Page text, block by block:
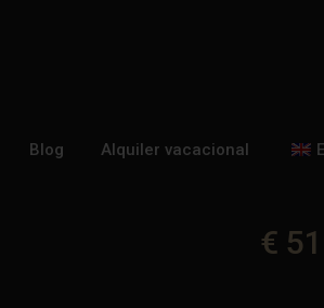
Blog Alquiler vacacional
€